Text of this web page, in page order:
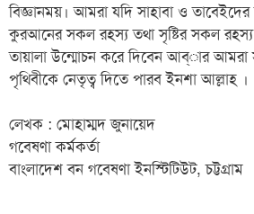
বিজ্ঞানময়। আমরা যদি সাহাবা ও
কুরআনের সকল রহস্য তথা সৃষ্টির সকল
তায়ালা উন্মোচন করে দিবেন আব্ার আমরা
পৃথিবীকে নেতৃত্ব দিতে পারব ইনশা আল্লাহ ।
লেখক : মোহাম্মদ জুনায়েদ
গবেষণা কর্মকর্তা
বাংলাদেশ বন গবেষণা ইনস্টিটিউট, চট্টগ্রাম